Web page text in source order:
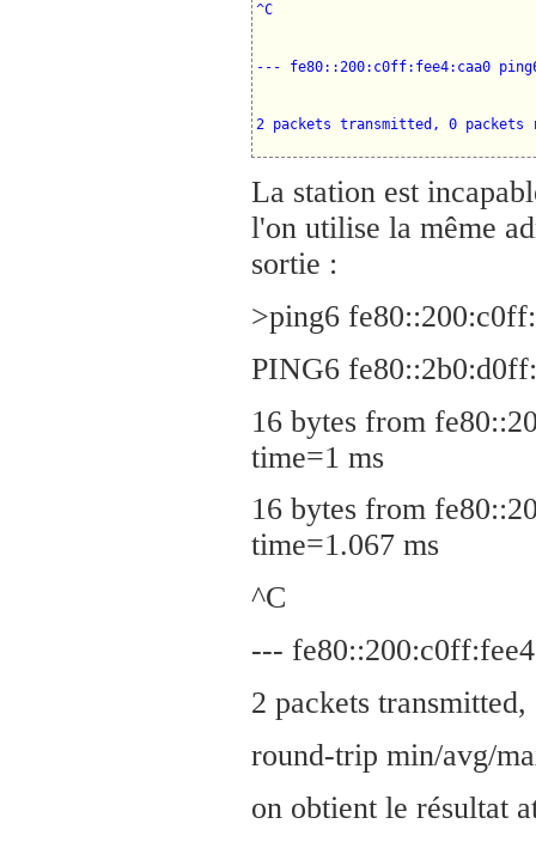
La station est
l'on utilise la même
sortie :
>ping6
PING6
16 bytes from
time=1 ms
16 bytes from
time=1.067 ms
^C
---
2 packets
round-trip min/avg/
on obtient le résultat